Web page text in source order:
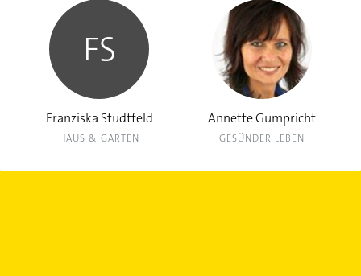
FS
Franziska Studtfeld
HAUS & GARTEN
Annette Gumpricht
GESÜNDER LEBEN